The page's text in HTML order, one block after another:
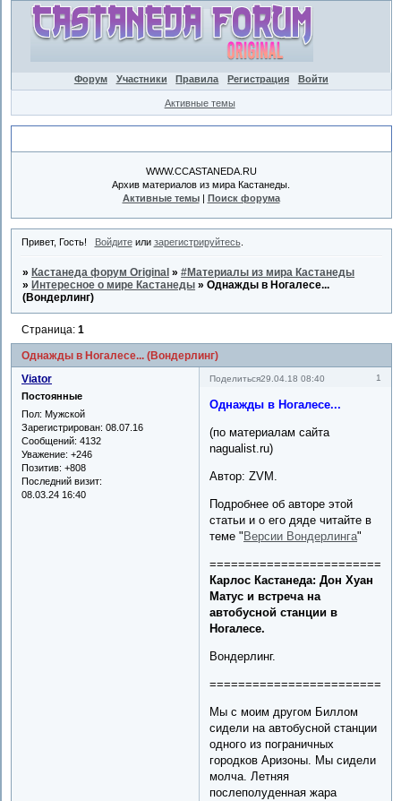
Форум Участники Правила Регистрация Войти
Активные темы
WWW.CCASTANEDA.RU
Архив материалов из мира Кастанеды.
Активные темы| Поиск форума
Привет, Гость! Войдитеили зарегистрируйтесь.
» Кастанеда форум Original »#Материалы из мира Кастанеды
» Интересное о мире Кастанеды »Однажды в Ногалесе...
(Вондерлинг)
Однажды в Ногалесе... (Вондерлинг)
Страница:1
Поделиться 1
29.04.18 08:40
Viator
Постоянные
Пол: Мужской
Зарегистрирован: 08.07.16
Сообщений: 4132
Уважение: +246
Позитив: +808
Последний визит:
08.03.24 16:40
Однажды в Ногалесе...
(по материалам сайта
nagualist.ru)
Автор: ZVM.
Подробнее об авторе этой
статьи и о его дяде читайте в
теме " Версии Вондерлинга"
Карлос Кастанеда: Дон Хуан
Матус и встреча на
автобусной станции в
Ногалесе.
Вондерлинг.
Мы с моим другом Биллом
сидели на автобусной станции
одного из пограничных
городков Аризоны. Мы сидели
молча. Летняя
послеполуденная жара